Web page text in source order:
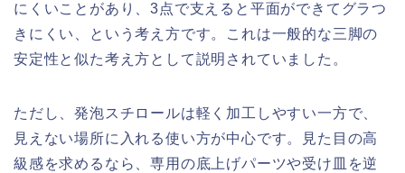
にくいことがあり、3点で支えると平面ができてグラつ
きにくい、という考え方です。これは一般的な三脚の
安定性と似た考え方として説明されていました。
ただし、発泡スチロールは軽く加工しやすい一方で、
見えない場所に入れる使い方が中心です。見た目の高
級感を求めるなら、専用の底上げパーツや受け皿を逆